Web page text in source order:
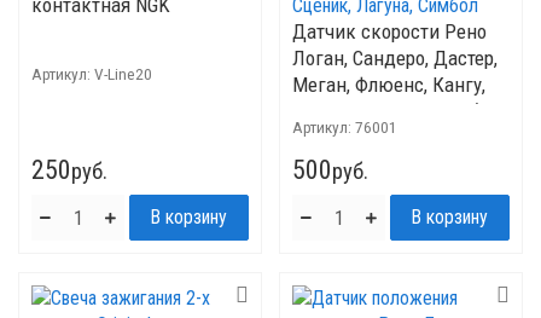
контактная NGK
Артикул: V-Line20
250руб.
Датчик скорости Рено
Логан, Сандеро, Дастер,
Меган, Флюенс, Кангу,
Сценик, Лагуна, Симбол
Артикул: 76001
500руб.